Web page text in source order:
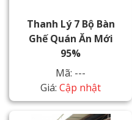
Thanh Lý 7 Bộ Bàn
Ghế Quán Ăn Mới
95%
Mã: ---
Giá: Cập nhật